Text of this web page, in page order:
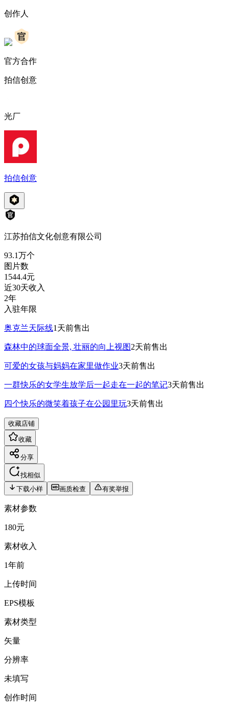
创作人
官方合作
拍信创意
光厂
拍信创意
江苏拍信文化创意有限公司
93.1万个
图片数
1544.4元
近30天收入
2年
入驻年限
奥克兰天际线1天前售出
森林中的球面全景, 壮丽的向上视图2天前售出
可爱的女孩与妈妈在家里做作业3天前售出
一群快乐的女学生放学后一起走在一起的笔记3天前售出
四个快乐的微笑着孩子在公园里玩3天前售出
收藏店铺
收藏
分享
找相似
下载小样
画质检查 有奖举报
素材参数
180元
素材收入
1年前
上传时间
EPS模板
素材类型
矢量
分辨率
未填写
创作时间